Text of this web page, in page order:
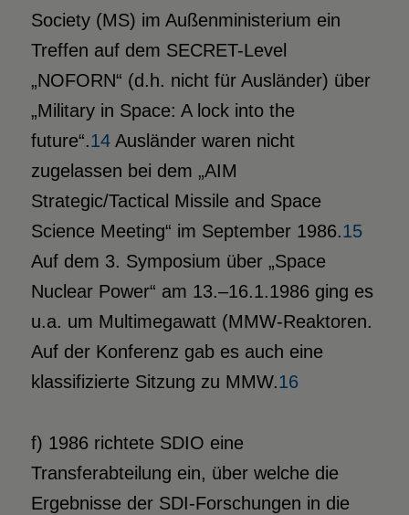
Society (MS) im Außenministerium ein
Treffen auf dem SECRET-Level
„NOFORN“ (d.h. nicht für Ausländer) über
„Military in Space: A lock into the
future“.14Ausländer waren nicht
zugelassen bei dem „AIM
Strategic/Tactical Missile and Space
Science Meeting“ im September 1986.15
Auf dem 3. Symposium über „Space
Nuclear Power“ am 13.–16.1.1986 ging es
u.a. um Multimegawatt (MMW-Reaktoren.
Auf der Konferenz gab es auch eine
klassifizierte Sitzung zu MMW.16
f) 1986 richtete SDIO eine
Transferabteilung ein, über welche die
Ergebnisse der SDI-Forschungen in die